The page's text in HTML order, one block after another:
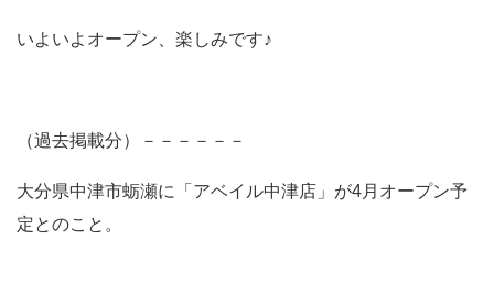
いよいよオープン、楽しみです♪
（過去掲載分）－－－－－－
大分県中津市蛎瀬に「アベイル中津店」が4月オープン予
定とのこと。